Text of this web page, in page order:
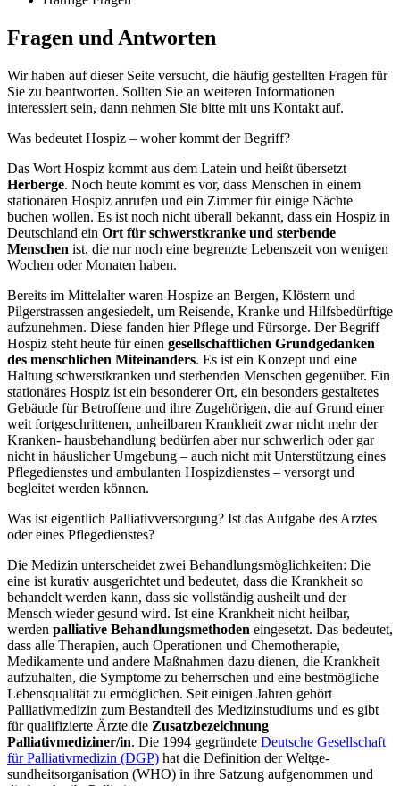
Fragen und Antworten
Wir haben auf dieser Seite versucht, die häufig gestellten Fragen für
Sie zu beantworten. Sollten Sie an weiteren Informationen
interessiert sein, dann nehmen Sie bitte mit uns Kontakt auf.
Was bedeutet Hospiz – woher kommt der Begriff?
Das Wort Hospiz kommt aus dem Latein und heißt übersetzt
Herberge. Noch heute kommt es vor, dass Menschen in einem
stationären Hospiz anrufen und ein Zimmer für einige Nächte
buchen wollen. Es ist noch nicht überall bekannt, dass ein Hospiz in
Deutschland ein Ort für schwerstkranke und sterbende
Menschen ist, die nur noch eine begrenzte Lebenszeit von wenigen
Wochen oder Monaten haben.
Bereits im Mittelalter waren Hospize an Bergen, Klöstern und
Pilgerstrassen angesiedelt, um Reisende, Kranke und Hilfsbedürftige
aufzunehmen. Diese fanden hier Pflege und Fürsorge. Der Begriff
Hospiz steht heute für einen gesellschaftlichen Grundgedanken
des menschlichen Miteinanders. Es ist ein Konzept und eine
Haltung schwerstkranken und sterbenden Menschen gegenüber. Ein
stationäres Hospiz ist ein besonderer Ort, ein besonders gestaltetes
Gebäude für Betroffene und ihre Zugehörigen, die auf Grund einer
weit fortgeschrittenen, unheilbaren Krankheit zwar nicht mehr der
Kranken- hausbehandlung bedürfen aber nur schwerlich oder gar
nicht in häuslicher Umgebung – auch nicht mit Unterstützung eines
Pflegedienstes und ambulanten Hospizdienstes – versorgt und
begleitet werden können.
Was ist eigentlich Palliativversorgung? Ist das Aufgabe des Arztes
oder eines Pflegedienstes?
Die Medizin unterscheidet zwei Behandlungsmöglichkeiten: Die
eine ist kurativ ausgerichtet und bedeutet, dass die Krankheit so
behandelt werden kann, dass sie vollständig ausheilt und der
Mensch wieder gesund wird. Ist eine Krankheit nicht heilbar,
werden palliative Behandlungsmethoden eingesetzt. Das bedeutet,
dass alle Therapien, auch Operationen und Chemotherapie,
Medikamente und andere Maßnahmen dazu dienen, die Krankheit
aufzuhalten, die Symptome zu beherrschen und eine bestmögliche
Lebensqualität zu ermöglichen. Seit einigen Jahren gehört
Palliativmedizin zum Bestandteil des Medizinstudiums und es gibt
für qualifizierte Ärzte die Zusatzbezeichnung
Palliativmediziner/in. Die 1994 gegründete Deutsche Gesellschaft
für Palliativmedizin (DGP) hat die Definition der Weltge-
sundheitsorganisation (WHO) in ihre Satzung aufgenommen und